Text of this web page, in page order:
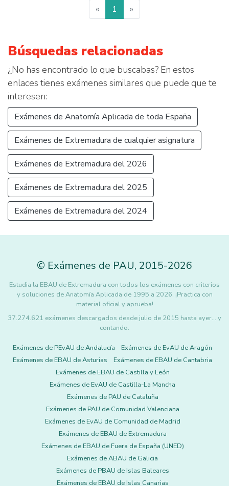
« 1 »
Búsquedas relacionadas
¿No has encontrado lo que buscabas? En estos
enlaces tienes exámenes similares que puede que te
interesen:
Exámenes de Anatomía Aplicada de toda España
Exámenes de Extremadura de cualquier asignatura
Exámenes de Extremadura del 2026
Exámenes de Extremadura del 2025
Exámenes de Extremadura del 2024
© Exámenes de PAU, 2015-2026
Estudia la EBAU de Extremadura con todos los exámenes con criterios
y soluciones de Anatomía Aplicada de 1995 a 2026. ¡Practica con
material oficial y aprueba!
37.274.621 exámenes descargados desde julio de 2015 hasta ayer... y
contando.
Exámenes de PEvAU de Andalucía
Exámenes de EvAU de Aragón
Exámenes de EBAU de Asturias
Exámenes de EBAU de Cantabria
Exámenes de EBAU de Castilla y León
Exámenes de EvAU de Castilla-La Mancha
Exámenes de PAU de Cataluña
Exámenes de PAU de Comunidad Valenciana
Exámenes de EvAU de Comunidad de Madrid
Exámenes de EBAU de Extremadura
Exámenes de EBAU de Fuera de España (UNED)
Exámenes de ABAU de Galicia
Exámenes de PBAU de Islas Baleares
Exámenes de EBAU de Islas Canarias